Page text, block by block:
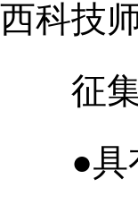
西科技
征集
●具有